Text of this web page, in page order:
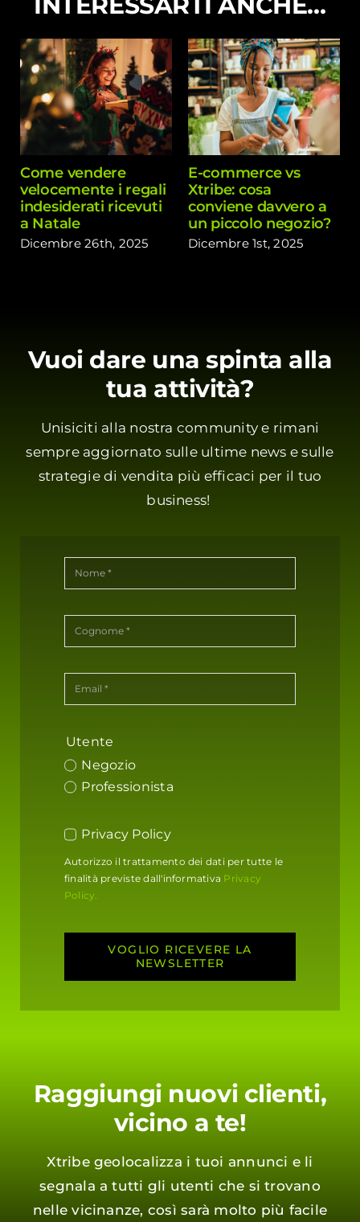
Come vendere
velocemente i regali
indesiderati ricevuti
a Natale
Dicembre 26th, 2025
E-commerce vs
Xtribe: cosa
conviene davvero a
un piccolo negozio?
Dicembre 1st, 2025
Vuoi dare una spinta alla
tua attività?
Unisiciti alla nostra community e rimani
sempre aggiornato sulle ultime news e sulle
strategie di vendita più efficaci per il tuo
business!
Utente
Negozio
Professionista
Privacy Policy
Autorizzo il trattamento dei dati per tutte le
finalità previste dall'informativa Privacy
Policy.
VOGLIO RICEVERE LA
NEWSLETTER
Raggiungi nuovi clienti,
vicino a te!
Xtribe geolocalizza i tuoi annunci e li
segnala a tutti gli utenti che si trovano
nelle vicinanze, così sarà molto più facile